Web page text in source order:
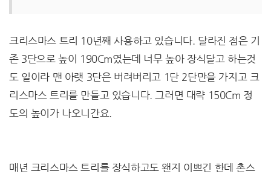
크리스마스 트리 10년째 사용하고 있습니다. 달라진 점은 기
존 3단으로 높이 190Cm였는데 너무 높아 장식달고 하는것
도 일이라 맨 아랫 3단은 버려버리고 1단 2단만을 가지고 크
리스마스 트리를 만들고 있습니다. 그러면 대략 150Cm 정
도의 높이가 나오니간요.
매년 크리스마스 트리를 장식하고도 왠지 이쁘긴 한데 촌스